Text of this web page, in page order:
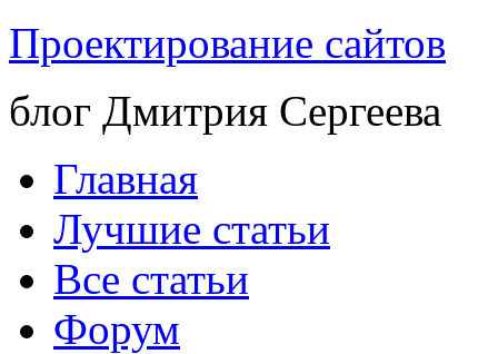
Проектирование сайтов
блог Дмитрия Сергеева
Главная
Лучшие статьи
Все статьи
Форум